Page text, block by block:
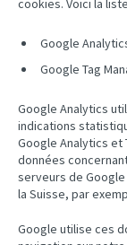
cookies. Voici la
Google
Google Tag
Google Analytics
indications
Google Analytics
données
serveurs de
la Suisse, par
Google utilise ces